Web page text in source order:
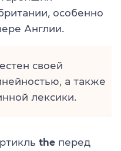
особенно
Англии.
своей
а также
лексики.
the перед